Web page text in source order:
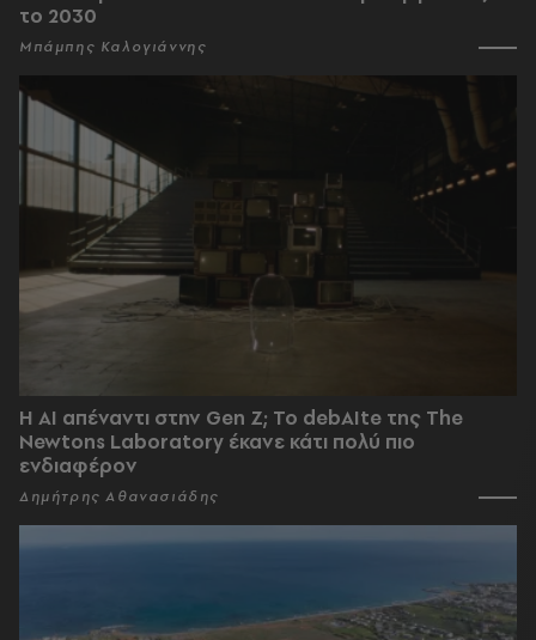
το 2030
Μπάμπης Καλογιάννης
Η AI απέναντι στην Gen Z; Το debAIte της The
Newtons Laboratory έκανε κάτι πολύ πιο
ενδιαφέρον
Δημήτρης Αθανασιάδης